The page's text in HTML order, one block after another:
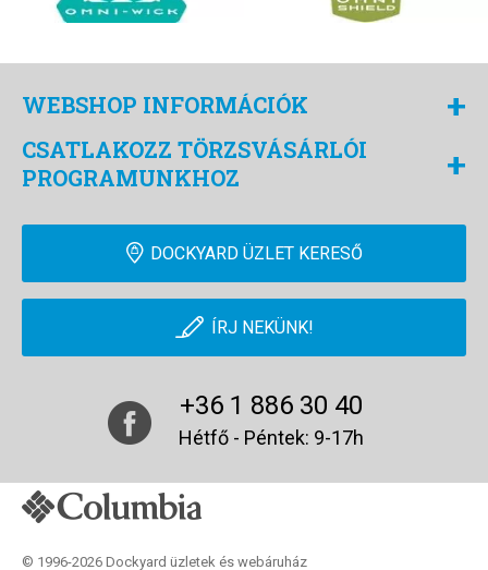
WEBSHOP INFORMÁCIÓK +
CSATLAKOZZ TÖRZSVÁSÁRLÓI
PROGRAMUNKHOZ
+
DOCKYARD ÜZLET KERESŐ
+36 1 886 30 40
Hétfő - Péntek: 9-17h
ÍRJ NEKÜNK!
© 1996-2026 Dockyard üzletek és webáruház